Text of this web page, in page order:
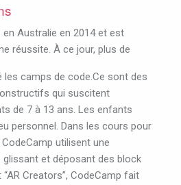
Australie en 2014 et est
réussite. À ce jour, plus de
camps de code.Ce sont des
qui suscitent
de 7 à 13 ans. Les enfants
personnel. Dans les cours pour
utilisent une
et déposant des block
“AR Creators”, CodeCamp fait